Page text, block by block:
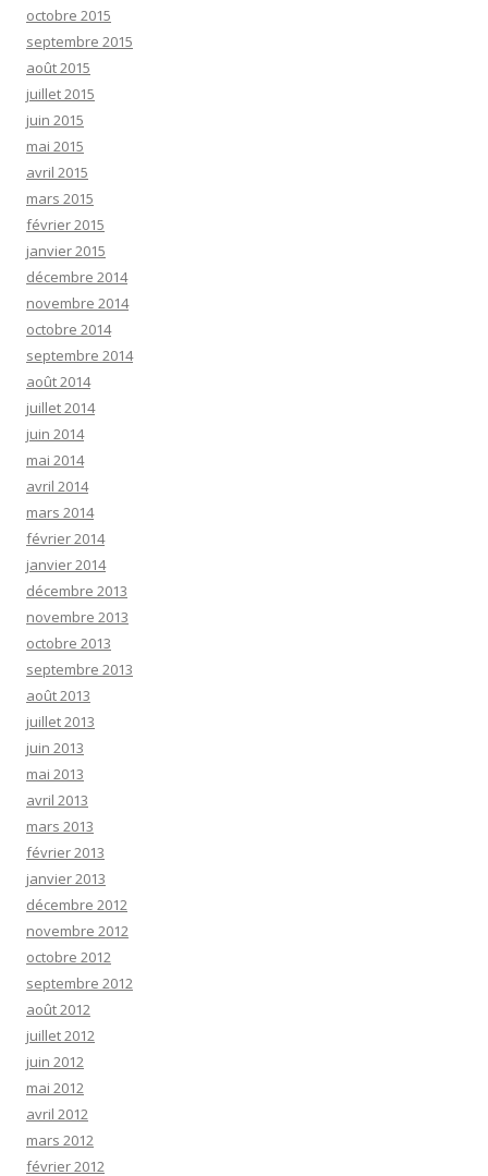
octobre 2015
septembre 2015
août 2015
juillet 2015
juin 2015
mai 2015
avril 2015
mars 2015
février 2015
janvier 2015
décembre 2014
novembre 2014
octobre 2014
septembre 2014
août 2014
juillet 2014
juin 2014
mai 2014
avril 2014
mars 2014
février 2014
janvier 2014
décembre 2013
novembre 2013
octobre 2013
septembre 2013
août 2013
juillet 2013
juin 2013
mai 2013
avril 2013
mars 2013
février 2013
janvier 2013
décembre 2012
novembre 2012
octobre 2012
septembre 2012
août 2012
juillet 2012
juin 2012
mai 2012
avril 2012
mars 2012
février 2012